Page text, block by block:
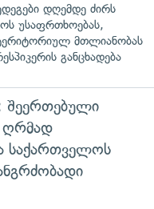
დღემდე ძირს
უსაფრთხოებას,
მთლიანობას
განცხადება
შეერთებული
ღრმად
საქართველოს